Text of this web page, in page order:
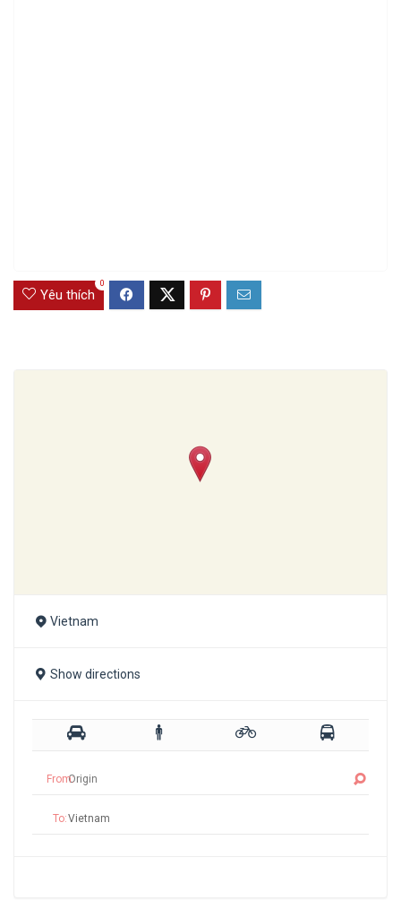
Yêu thích
0
Vietnam
Show directions
From:
To: